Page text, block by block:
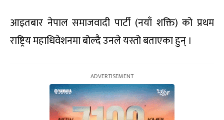
आइतबार नेपाल समाजवादी पार्टी (नयाँ शक्ति) को प्रथम
राष्ट्रिय महाधिवेशनमा बोल्दै उनले यस्तो बताएका हुन् ।